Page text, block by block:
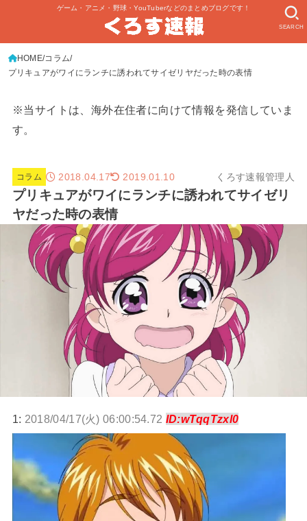
ゲーム・アニメ・野球・YouTuberなどのまとめブログです！
SEARCH
HOME コラム
プリキュアがワイにランチに誘われてサイゼリヤだった時の表情
※当サイトは、海外在住者に向けて情報を発信していま
す。
コラム 2018.04.17 2019.01.10 くろす速報管理人
プリキュアがワイにランチに誘われてサイゼリ
ヤだった時の表情
1: 2018/04/17(火) 06:00:54.72 ID:wTqqTzxl0